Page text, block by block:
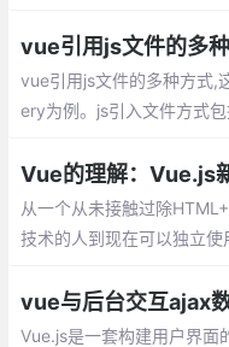
数据了
vue引用js文件的多
vue引用js文件的多种方式,
ery为例。js引入文件方式
的方法、单vue页面引用内
Vue的理解：Vue.js
从一个从未接触过除
技术的人到现在可以独立
vue与后台交互ajax
Vue.js是一套构建用户界面